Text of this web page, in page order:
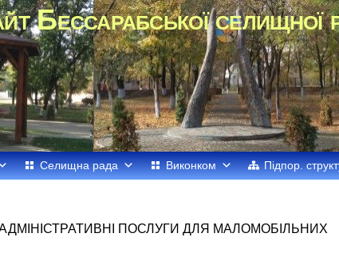
Бессарабської селищної
Селищна рада Виконком Підпор.
ПОСЛУГИ ДЛЯ МАЛОМОБІЛЬНИХ